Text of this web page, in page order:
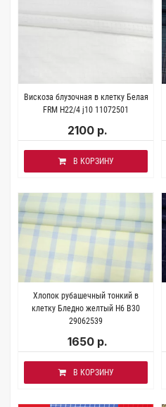
Вискоза блузочная в клетку Белая
FRM H22/4 j10 11072501
2100 р.
В КОРЗИНУ
Хлопок рубашечный тонкий в
клетку Бледно желтый H6 B30
29062539
1650 р.
В КОРЗИНУ